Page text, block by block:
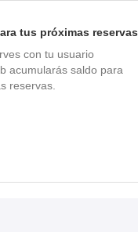
tus próximas reservas
con tu usuario
acumularás saldo para
reservas.